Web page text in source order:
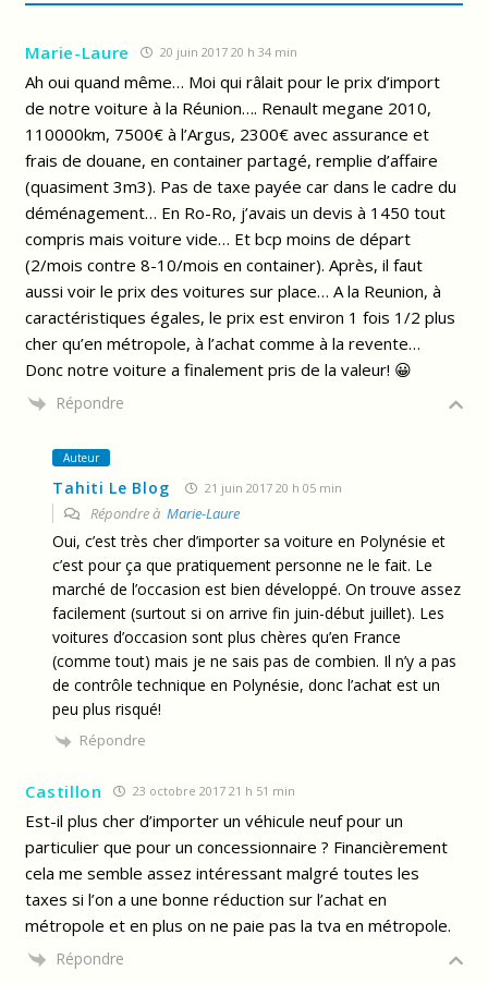
Marie-Laure 20 juin 2017 20 h 34 min
Ah oui quand même… Moi qui râlait pour le prix d’import
de notre voiture à la Réunion…. Renault megane 2010,
110000km, 7500€ à l’Argus, 2300€ avec assurance et
frais de douane, en container partagé, remplie d’affaire
(quasiment 3m3). Pas de taxe payée car dans le cadre du
déménagement… En Ro-Ro, j’avais un devis à 1450 tout
compris mais voiture vide… Et bcp moins de départ
(2/mois contre 8-10/mois en container). Après, il faut
aussi voir le prix des voitures sur place… A la Reunion, à
caractéristiques égales, le prix est environ 1 fois 1/2 plus
cher qu’en métropole, à l’achat comme à la revente…
Donc notre voiture a finalement pris de la valeur! 😀
Répondre
Auteur
Tahiti Le Blog 21 juin 2017 20 h 05 min
Répondre àMarie-Laure
Oui, c’est très cher d’importer sa voiture en Polynésie et
c’est pour ça que pratiquement personne ne le fait. Le
marché de l’occasion est bien développé. On trouve assez
facilement (surtout si on arrive fin juin-début juillet). Les
voitures d’occasion sont plus chères qu’en France
(comme tout) mais je ne sais pas de combien. Il n’y a pas
de contrôle technique en Polynésie, donc l’achat est un
peu plus risqué!
Répondre
Castillon 23 octobre 2017 21 h 51 min
Est-il plus cher d’importer un véhicule neuf pour un
particulier que pour un concessionnaire ? Financièrement
cela me semble assez intéressant malgré toutes les
taxes si l’on a une bonne réduction sur l’achat en
métropole et en plus on ne paie pas la tva en métropole.
Répondre